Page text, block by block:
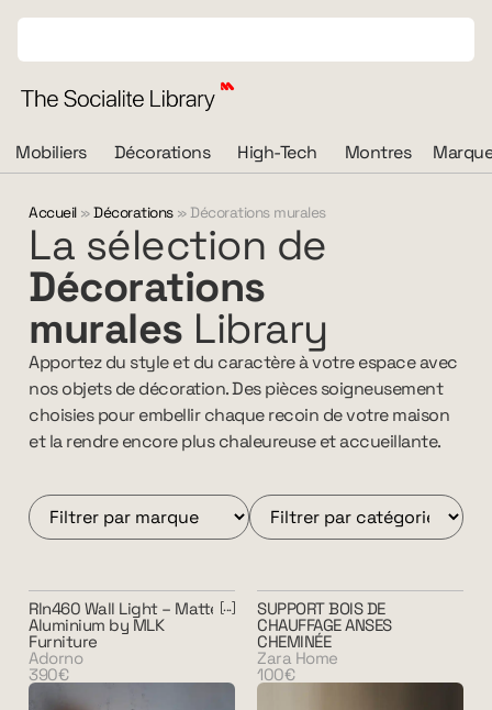
Mobiliers Décorations High-Tech Montres
Accueil»Décorations»Décorations murales
La sélection de
Décorations
murales Library
Apportez du style et du caractère à votre espace avec
nos objets de décoration. Des pièces soigneusement
choisies pour embellir chaque recoin de votre maison
et la rendre encore plus chaleureuse et accueillante.
Rln460 Wall Light – Matte
Aluminium by MLK
Furniture
Adorno
390€
SUPPORT BOIS DE
CHAUFFAGE ANSES
CHEMINÉE
Zara Home
100€